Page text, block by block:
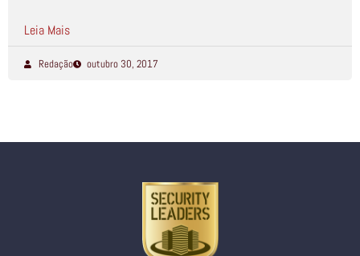
Leia Mais
Redação outubro 30, 2017